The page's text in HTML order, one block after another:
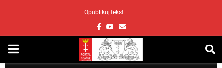
Opublikuj tekst
Facebook
Youtube
Email
PRIMARY